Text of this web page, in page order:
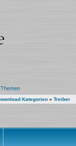
Kategorien » Treiber